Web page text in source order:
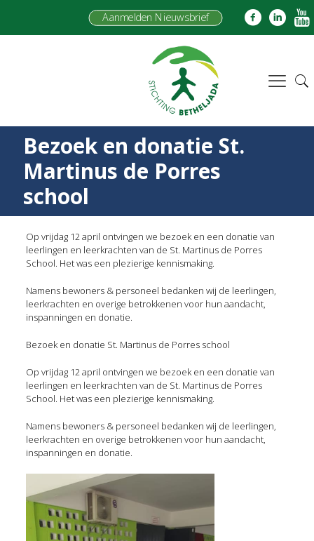
Aanmelden Nieuwsbrief
Bezoek en donatie St.
Martinus de Porres
school
Op vrijdag 12 april ontvingen we bezoek en een donatie van
leerlingen en leerkrachten van de St. Martinus de Porres
School. Het was een plezierige kennismaking.
Namens bewoners & personeel bedanken wij de leerlingen,
leerkrachten en overige betrokkenen voor hun aandacht,
inspanningen en donatie.
Bezoek en donatie St. Martinus de Porres school
Op vrijdag 12 april ontvingen we bezoek en een donatie van
leerlingen en leerkrachten van de St. Martinus de Porres
School. Het was een plezierige kennismaking.
Namens bewoners & personeel bedanken wij de leerlingen,
leerkrachten en overige betrokkenen voor hun aandacht,
inspanningen en donatie.